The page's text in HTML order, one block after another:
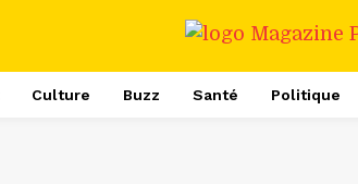
Culture Buzz Santé Politique